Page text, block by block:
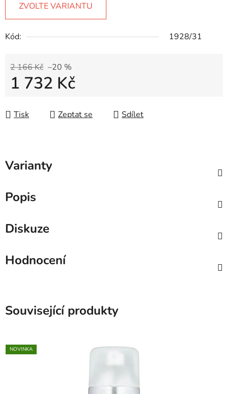
ZVOLTE VARIANTU
Kód: 1928/31
2 166 Kč –20 %
1 732 Kč
Tisk
Zeptat se Sdílet
Varianty
Popis
Diskuze
Hodnocení
Související produkty
NOVINKA